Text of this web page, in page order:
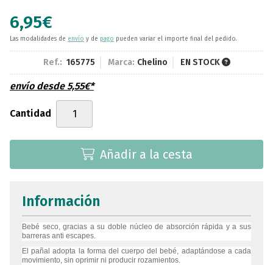
6,95€
Las modalidades de envío y de pago pueden variar el importe final del pedido.
Ref.: 165775 Marca: Chelino EN STOCK
envío desde5,55€*
Cantidad
Añadir a la cesta
Información
Bebé seco, gracias a su doble núcleo de absorción rápida y a sus
barreras anti escapes.
El pañal adopta la forma del cuerpo del bebé, adaptándose a cada
movimiento, sin oprimir ni producir rozamientos.